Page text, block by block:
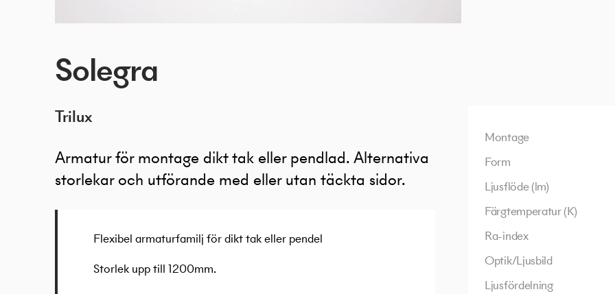
Solegra
Trilux
Armatur för montage dikt tak eller pendlad. Alternativa
storlekar och utförande med eller utan täckta sidor.
Flexibel armaturfamilj för dikt tak eller pendel
Storlek upp till 1200mm.
Montage
Form
Ljusflöde (lm)
Färgtemperatur (K)
Ra-index
Optik/Ljusbild
Ljusfördelning